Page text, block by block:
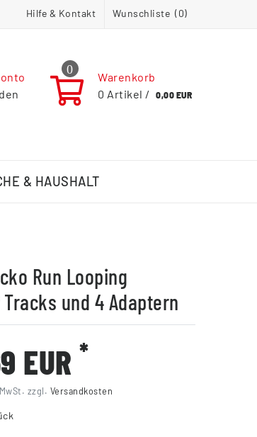
Hilfe & Kontakt Wunschliste (0)
0
Warenkorb
0 Artikel / 0,00 EUR
& HAUSHALT
Run Looping
und 4 Adaptern
EUR *
zzgl. Versandkosten